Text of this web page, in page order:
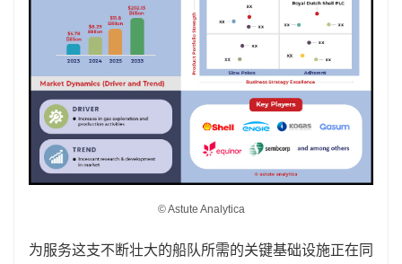
© Astute Analytica
为服务这支不断壮大的船队所需的关键基础设施正在同